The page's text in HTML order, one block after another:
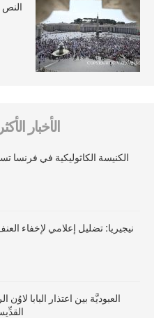
النص
الأخبار
الكنيسة الكاثوليكية في فرنسا
نيجيريا: تضليل إعلامي لإخفاء
العبوديَّة بين اعتذار البابا